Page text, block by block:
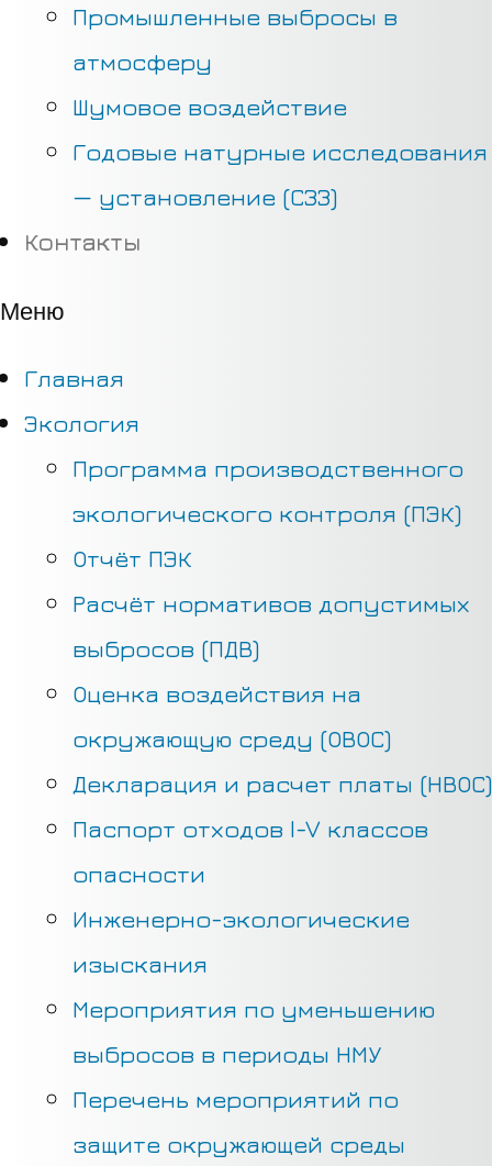
Промышленные выбросы в
атмосферу
Шумовое воздействие
Годовые натурные исследования
— установление (СЗЗ)
Контакты
Меню
Главная
Экология
Программа производственного
экологического контроля (ПЭК)
Отчёт ПЭК
Расчёт нормативов допустимых
выбросов (ПДВ)
Оценка воздействия на
окружающую среду (ОВОС)
Декларация и расчет платы (НВОС)
Паспорт отходов I-V классов
опасности
Инженерно-экологические
изыскания
Мероприятия по уменьшению
выбросов в периоды НМУ
Перечень мероприятий по
защите окружающей среды